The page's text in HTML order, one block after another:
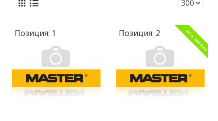
Позиция: 1 Позиция: 2 есть замена